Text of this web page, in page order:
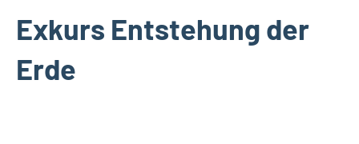
Exkurs Entstehung der
Erde